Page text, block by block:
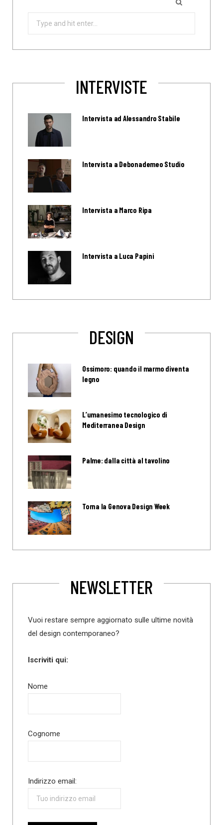
Search
INTERVISTE
Intervista ad Alessandro Stabile
Intervista a Debonademeo Studio
Intervista a Marco Ripa
Intervista a Luca Papini
DESIGN
Ossimoro: quando il marmo diventa
legno
L’umanesimo tecnologico di
Mediterranea Design
Palme: dalla città al tavolino
Torna la Genova Design Week
NEWSLETTER
Vuoi restare sempre aggiornato sulle ultime novità
del design contemporaneo?
Iscriviti qui:
Nome
Cognome
Indirizzo email: